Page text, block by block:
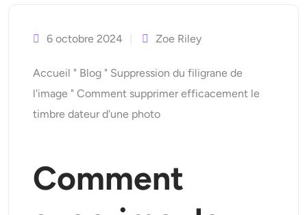
Vidéo IA
Texte en vidéo
De l’image à la vidéo
Générateur de baisers IA
Effets vidéo
Image IA
Texte en image
content
6 octobre 2024 Zoe Riley
Accueil " Blog " Suppression du filigrane de
l'image "Comment supprimer efficacement le
timbre dateur d'une photo
Comment